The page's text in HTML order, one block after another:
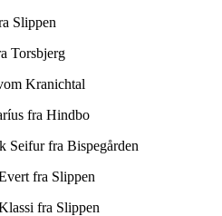
Slippen
Torsbjerg
Kranichtal
fra Hindbo
Seifur fra Bispegården
fra Slippen
fra Slippen